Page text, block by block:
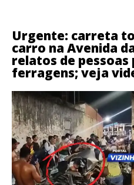
Urgente: carreta
carro na Avenida
relatos de pessoas
ferragens; veja